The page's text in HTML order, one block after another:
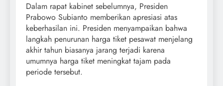
Dalam rapat kabinet sebelumnya, Presiden
Prabowo Subianto memberikan apresiasi atas
keberhasilan ini. Presiden menyampaikan bahwa
langkah penurunan harga tiket pesawat menjelang
akhir tahun biasanya jarang terjadi karena
umumnya harga tiket meningkat tajam pada
periode tersebut.